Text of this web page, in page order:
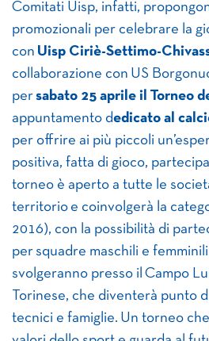
Comitati Uisp, infatti,
promozionali per celebrare la
con Uisp Ciriè-Settimo-
collaborazione con US
persabato 25 aprile il Torneo
appuntamento dedicato al
per offrire ai più piccoli
positiva, fatta di gioco,
torneo è aperto a tutte le
territorio e coinvolgerà la
2016), con la possibilità di
per squadre maschili e
svolgeranno presso il Campo
Torinese, che diventerà punto
tecnici e famiglie. Un torneo